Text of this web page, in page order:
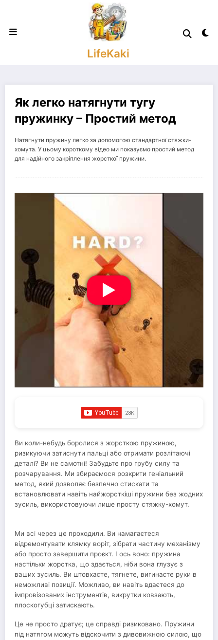
LifeKaki
Як легко натягнути тугу
пружинку – Простий метод
Натягнути пружину легко за допомогою стандартної стяжки-
хомута. У цьому короткому відео ми показуємо простий метод
для надійного закріплення жорсткої пружини.
Ви коли-небудь боролися з жорсткою пружиною,
ризикуючи затиснути пальці або отримати розлітаючі
деталі? Ви не самотні! Забудьте про грубу силу та
розчарування. Ми збираємося розкрити геніальний
метод, який дозволяє безпечно стискати та
встановлювати навіть найжорсткіші пружини без жодних
зусиль, використовуючи лише просту стяжку-хомут.
Ми всі через це проходили. Ви намагаєтеся
відремонтувати клямку воріт, зібрати частину механізму
або просто завершити проєкт. І ось воно: пружина
настільки жорстка, що здається, ніби вона глузує з
ваших зусиль. Ви штовхаєте, тягнете, вигинаєте руки в
неможливі позиції. Можливо, ви навіть вдаєтеся до
імпровізованих інструментів, викрутки ковзають,
плоскогубці затискають.
Це не просто дратує; це справді ризиковано. Пружини
під натягом можуть відскочити з дивовижною силою, що